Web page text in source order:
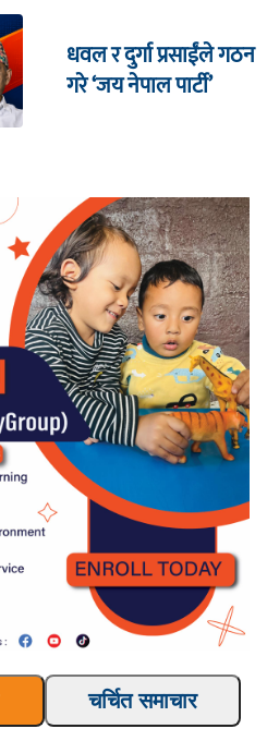
धवल र दुर्गा प्रसाईंले गठन
गरे ‘जय नेपाल पार्टी’
चर्चित समाचार